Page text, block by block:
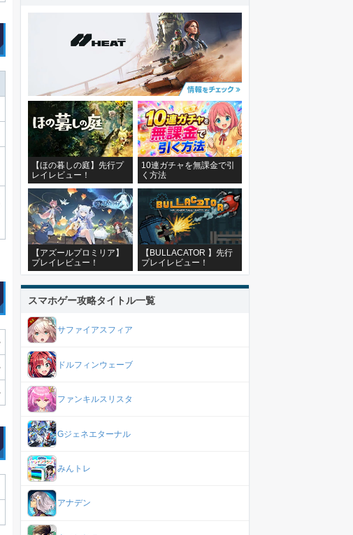
【ほの暮しの庭】先行プ
レイレビュー！
10連ガチャを無課金で引
く方法
【アズールプロミリア】
プレイレビュー！
【BULLACATOR 】先行
プレイレビュー！
スマホゲー攻略タイトル一覧
サファイアスフィア
ドルフィンウェーブ
ファンキルスリスタ
Gジェネエターナル
みんトレ
アナデン